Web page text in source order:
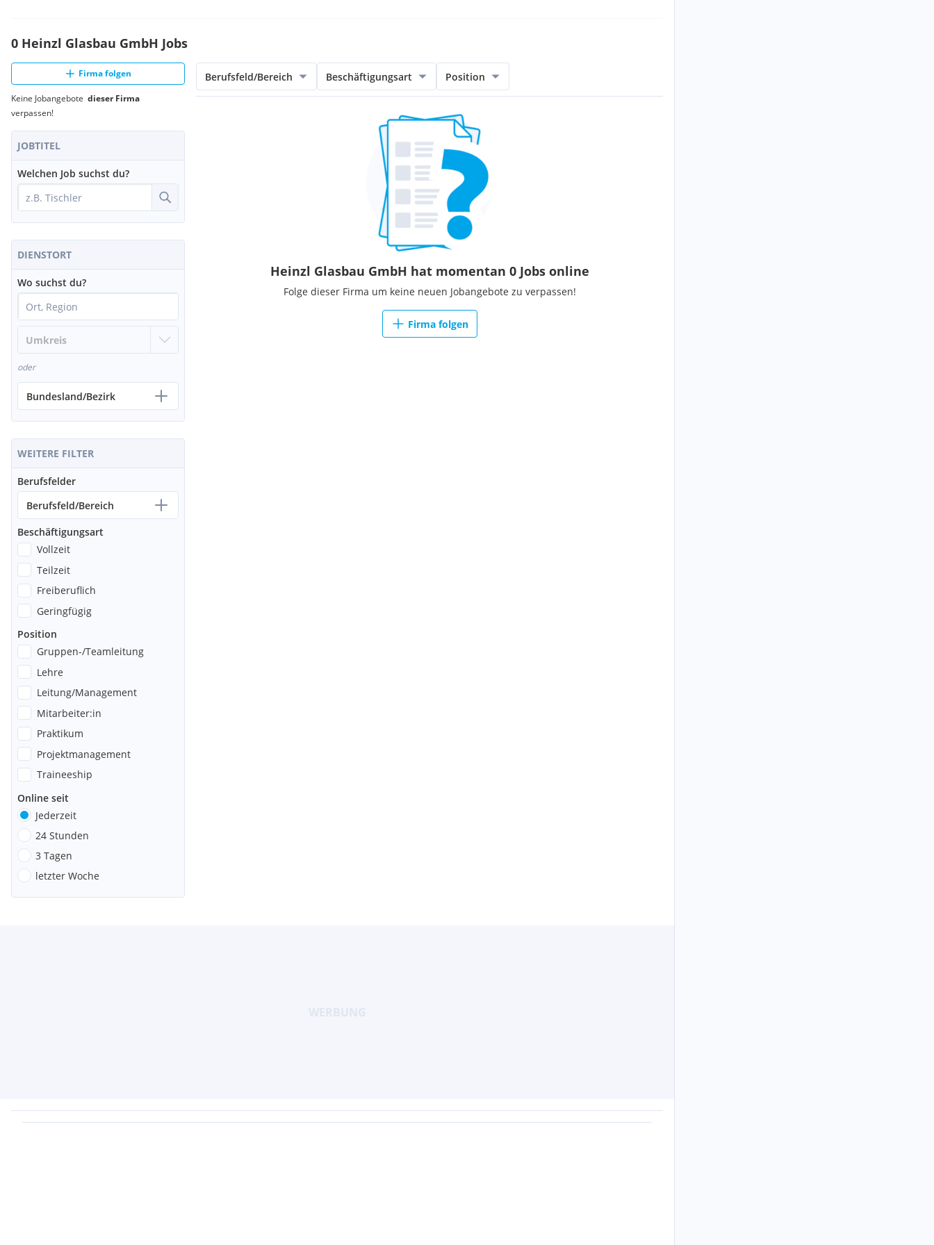
0 Heinzl Glasbau GmbH Jobs
Firma folgen
Keine Jobangebote dieser Firma
verpassen!
JOBTITEL
Welchen Job suchst du?
DIENSTORT
Wo suchst du?
oder
Bundesland/Bezirk
WEITERE FILTER
Berufsfelder
Berufsfeld/Bereich
Beschäftigungsart
Vollzeit
Teilzeit
Freiberuflich
Geringfügig
Position
Gruppen-/Teamleitung
Lehre
Leitung/Management
Mitarbeiter:in
Praktikum
Projektmanagement
Traineeship
Online seit
Jederzeit
24 Stunden
3 Tagen
letzter Woche
Berufsfeld/Bereich Beschäftigungsart Position
Heinzl Glasbau GmbH hat momentan 0 Jobs online
Folge dieser Firma um keine neuen Jobangebote zu verpassen!
Firma folgen